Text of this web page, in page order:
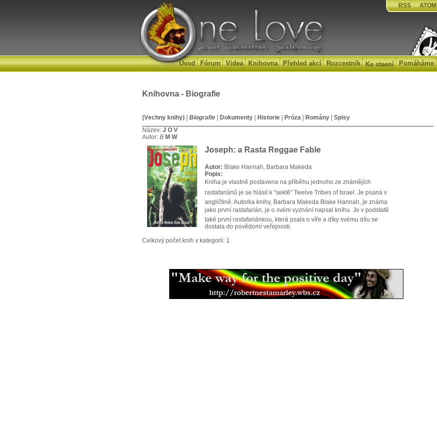
RSS ATOM
Úvod Fórum Videa Knihovna Přehled akcí Rozcestník Ke staení Pomáháme
Knihovna - Biografie
(Vechny knihy) Biografie Dokumenty Historie Próza Romány
Spisy
Název: J O V
Autor: B M W
Joseph: a Rasta Reggae Fable
Autor: Blake Hannah, Barbara Makeda
Popis:
Kniha je vlastně postavena na příběhu jednoho ze známějích
rastafariánů je se hlásil k "sektě" Twelve Tribes of Israel. Je psaná v
angličtině. Autorka knihy, Barbara Makeda Blake Hannah, je známa
jako první rastafarián, je o svém vyznání napsal knihu. Je v podstatě
také první rastafariánkou, která psala o víře a díky svému dílu se
dostala do povědomí veřejnosti.
Celkový počet knih v kategorii: 1